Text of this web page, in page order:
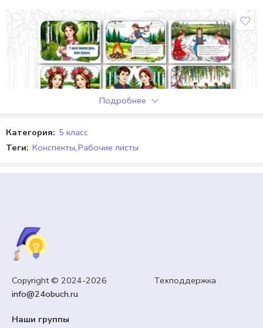
Отзывы
Отзывов пока нет.
ОФОРМЛЕНИЕ КАБИНЕТА
Речевые облака и раскраски «Иван Купала. 7 июля»
65,00 ₽Кешбэк:
Подробнее
Категория: 5 класс
Теги: Конспекты,Рабочие листы
Copyright © 2024-2026 Техподдержка
info@24obuch.ru
Наши группы